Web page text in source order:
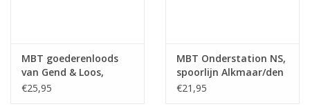
MBT goederenloods
van Gend & Loos,
Vlissingen -
€25,95
MBT Onderstation NS,
spoorlijn Alkmaar/den
Helder - Bouwtekening
€21,95